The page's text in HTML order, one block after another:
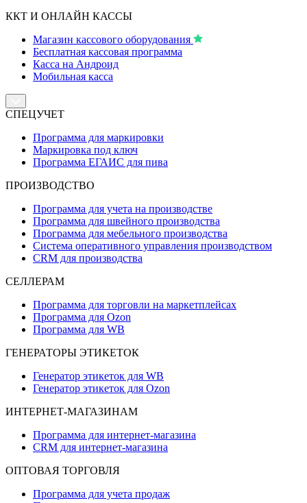
ККТ И ОНЛАЙН КАССЫ
Магазин кассового оборудования
Бесплатная кассовая программа
Касса на Андроид
Мобильная касса
СПЕЦУЧЕТ
Программа для маркировки
Маркировка под ключ
Программа ЕГАИС для пива
ПРОИЗВОДСТВО
Программа для учета на производстве
Программа для швейного производства
Программа для мебельного производства
Система оперативного управления производством
CRM для производства
СЕЛЛЕРАМ
Программа для торговли на маркетплейсах
Программа для Ozon
Программа для WB
ГЕНЕРАТОРЫ ЭТИКЕТОК
Генератор этикеток для WB
Генератор этикеток для Ozon
ИНТЕРНЕТ-МАГАЗИНАМ
Программа для интернет-магазина
CRM для интернет-магазина
ОПТОВАЯ ТОРГОВЛЯ
Программа для учета продаж